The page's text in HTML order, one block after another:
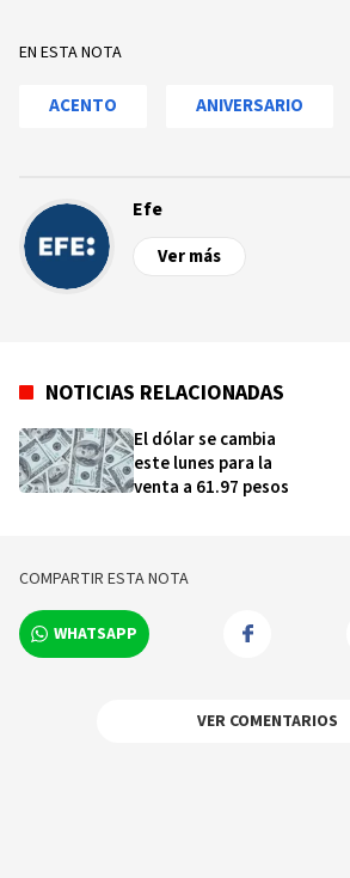
EN ESTA NOTA
ACENTO ANIVERSARIO
Efe
Ver más
NOTICIAS RELACIONADAS
El dólar se cambia
este lunes para la
venta a 61.97 pesos
COMPARTIR ESTA NOTA
WHATSAPP
VER COMENTARIOS